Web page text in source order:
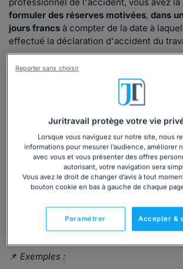
formuler des réserves motivées, dans
jours francs à compter de la date à
effectué la déclaration d'accident du
réserves motivées en même temps que
Si vos réserves parviennent à la CPAM
elles sont irrecevables.
10 jours francs
Pour formuler des réserves
devez vous baser sur des éléments de
à démontrer que l'accident dont a été
📌 Exemples :
Juritravail protège votre vie
Lorsque vous naviguez sur notre site, nous
informations pour mesurer l’audience, améliorer
avec vous et vous présenter des offres
autorisant, votre navigation sera
Vous avez le droit de changer d’avis à tout
bouton cookie en bas à gauche de chaque
Accepter &
Paramétrer
Reporter sans choisir